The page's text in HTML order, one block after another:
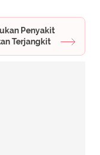
Penyakit
Terjangkit